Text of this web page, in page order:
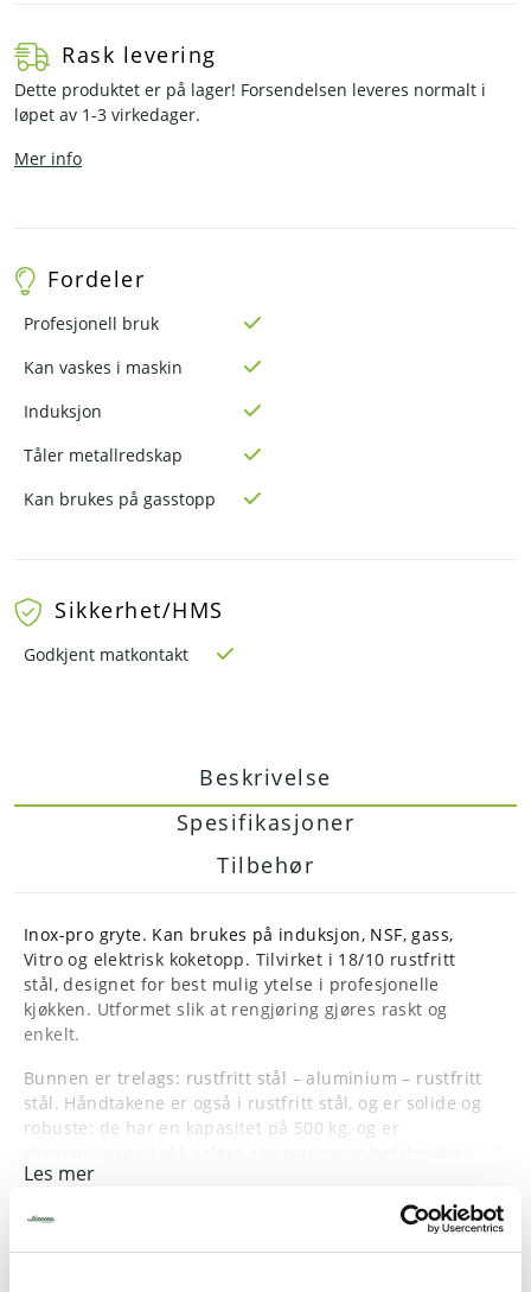
Beskrivelse
Spesifikasjoner
Tilbehør
Inox-pro gryte. Kan brukes på induksjon, NSF, gass,
Vitro og elektrisk koketopp. Tilvirket i 18/10 rustfritt
stål, designet for best mulig ytelse i profesjonelle
kjøkken. Utformet slik at rengjøring gjøres raskt og
enkelt.
Bunnen er trelags: rustfritt stål – aluminium – rustfritt
stål. Håndtakene er også i rustfritt stål, og er solide og
robuste: de har en kapasitet på 500 kg, og er
spare energi.
Les mer
Rask levering
Dette produktet er på lager! Forsendelsen leveres normalt i
løpet av 1-3 virkedager.
Mer info
Fordeler
Profesjonell bruk
Kan vaskes i maskin
Induksjon
Tåler metallredskap
Kan brukes på gasstopp
Sikkerhet/HMS
Godkjent matkontakt